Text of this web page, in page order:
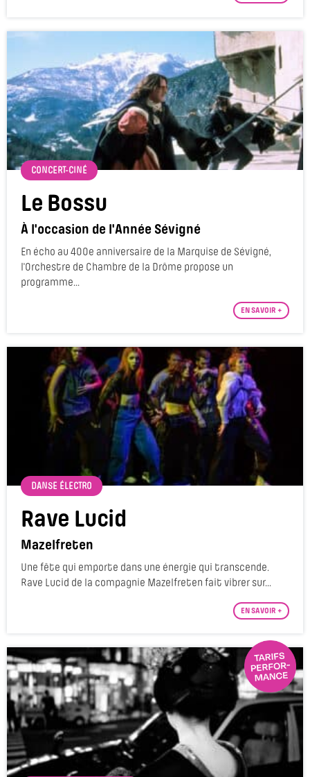
CONCERT-CINÉ
Le Bossu
À l'occasion de l'Année Sévigné
En écho au 400e anniversaire de la Marquise de Sévigné,
l'Orchestre de Chambre de la Drôme propose un
programme...
EN SAVOIR +
DANSE ÉLECTRO
Rave Lucid
Mazelfreten
Une fête qui emporte dans une énergie qui transcende.
Rave Lucid de la compagnie Mazelfreten fait vibrer sur...
EN SAVOIR +